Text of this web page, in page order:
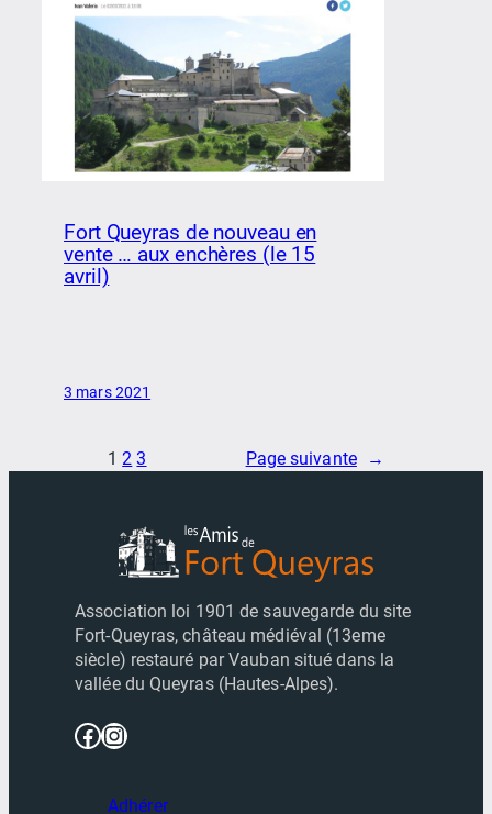
Fort Queyras de nouveau en
vente … aux enchères (le 15
avril)
3 mars 2021
1 2 3 Page suivante →
Association loi 1901 de sauvegarde du site
Fort-Queyras, château médiéval (13eme
siècle) restauré par Vauban situé dans la
vallée du Queyras (Hautes-Alpes).
Facebook Instagram
Adhérer